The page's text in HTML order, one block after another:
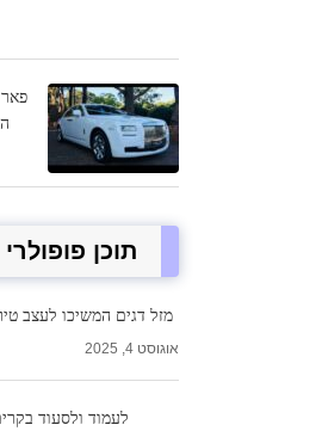
תוכן פופולרי
מזל דגים המשיכו לעצב
אוגוסט 4, 2025
לעמוד ולסעוד